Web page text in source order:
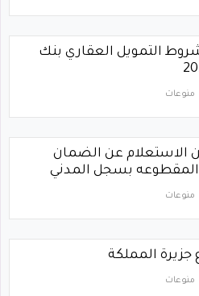
التمويل العقاري بنك
منوعات
الاستعلام عن الضمان
المقطوعه بسجل المدني
منوعات
المملكة
منوعات